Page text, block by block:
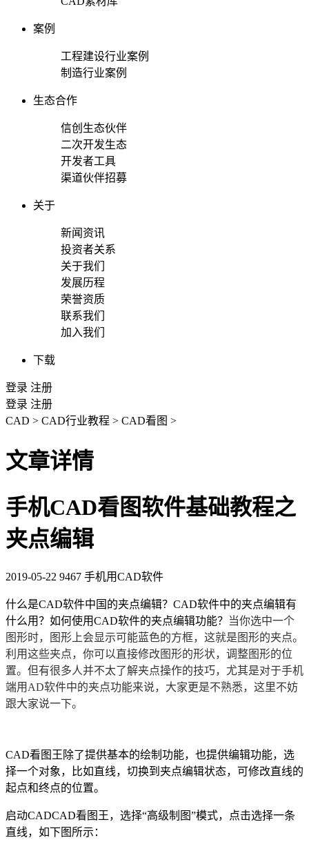
案例
工程建设行业案例
制造行业案例
生态合作
信创生态伙伴
二次开发生态
开发者工具
渠道伙伴招募
关于
新闻资讯
投资者关系
关于我们
发展历程
荣誉资质
联系我们
加入我们
下载
登录 注册
登录 注册
CAD > CAD行业教程 > CAD看图 >
文章详情
手机CAD看图软件基础教程之
夹点编辑
2019-05-22 9467 手机用CAD软件
什么是CAD软件中国的夹点编辑？ CAD软件中的夹点编辑有
什么用？如何使用CAD软件的夹点编辑功能？ 当你选中一个
图形时，图形上会显示可能蓝色的方框，这就是图形的夹点。
利用这些夹点，你可以直接修改图形的形状，调整图形的位
置。但有很多人并不太了解夹点操作的技巧，尤其是对于手机
端用AD软件中的夹点功能来说，大家更是不熟悉，这里不妨
跟大家说一下。
CAD看图王除了提供基本的绘制功能，也提供编辑功能，选
择一个对象，比如直线，切换到夹点编辑状态，可修改直线的
起点和终点的位置。
启动CADCAD看图王，选择“高级制图”模式，点击选择一条
直线，如下图所示：